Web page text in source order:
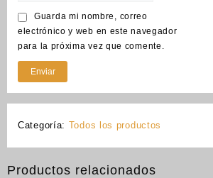
Guarda mi nombre, correo
electrónico y web en este navegador
para la próxima vez que comente.
Categoría: Todos los productos
Productos relacionados